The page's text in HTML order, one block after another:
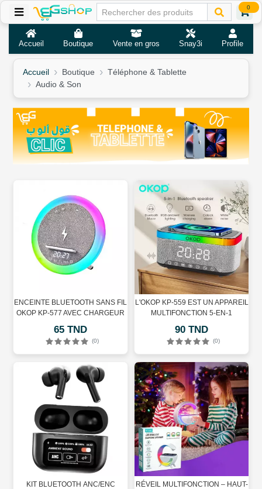
0
Accueil Boutique Vente en gros Snay3i Profile
Accueil Boutique
Téléphone & Tablette
Audio & Son
ENCEINTE BLUETOOTH SANS FIL
OKOP KP-577 AVEC CHARGEUR
ÉCLAIRAGE RGB
65 TND
(0)
L'OKOP KP-559 EST UN APPAREIL
MULTIFONCTION 5-EN-1
90 TND
(0)
KIT BLUETOOTH ANC/ENC
RÉVEIL MULTIFONCTION – HAUT-